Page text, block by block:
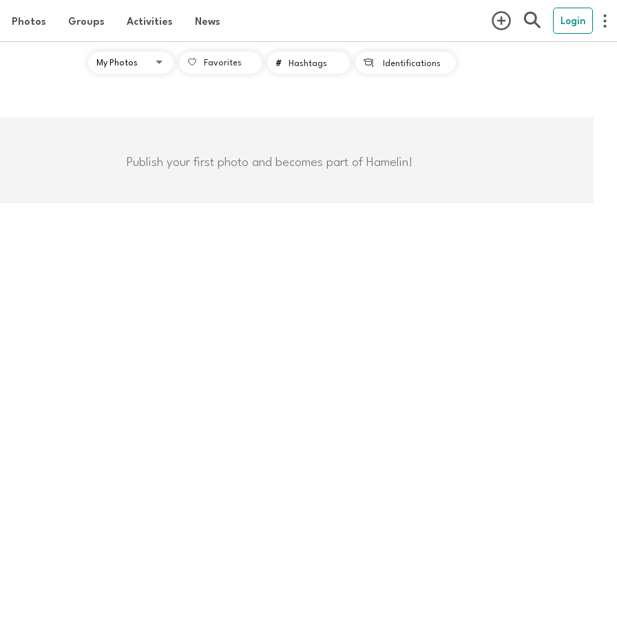
Photos Groups Activities News Login
Favorites # Hashtags  Identifications
Publish your first photo and becomes part of Hamelin!